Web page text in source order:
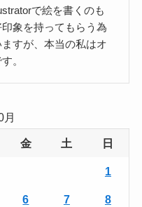
で絵を書くのも
象を持ってもらう為
すが、本当の私はオ
。
月
金 土 日
1
6 7 8